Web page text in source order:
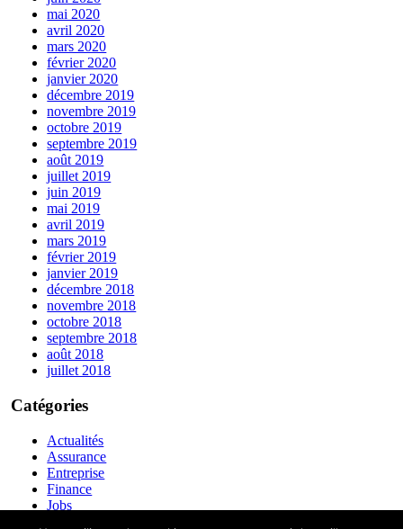
mai 2020
avril 2020
mars 2020
février 2020
janvier 2020
décembre 2019
novembre 2019
octobre 2019
septembre 2019
août 2019
juillet 2019
juin 2019
mai 2019
avril 2019
mars 2019
février 2019
janvier 2019
décembre 2018
novembre 2018
octobre 2018
septembre 2018
août 2018
juillet 2018
Catégories
Actualités
Assurance
Entreprise
Finance
Jobs